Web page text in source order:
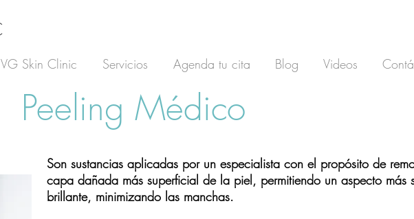
VG Skin Clinic Servicios Agenda tu cita Blog Videos
Peeling Médico
Son sustancias aplicadas por un especialista con el propósito de
capa dañada más superficial de la piel, permitiendo un aspecto más
brillante, minimizando las manchas.